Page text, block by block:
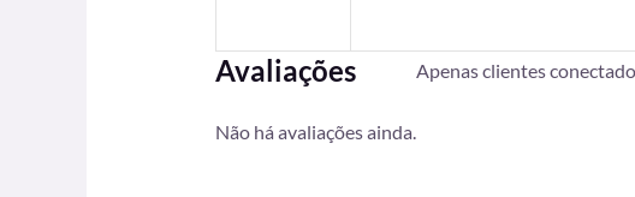
Avaliações
Não há avaliações ainda.
Apenas clientes